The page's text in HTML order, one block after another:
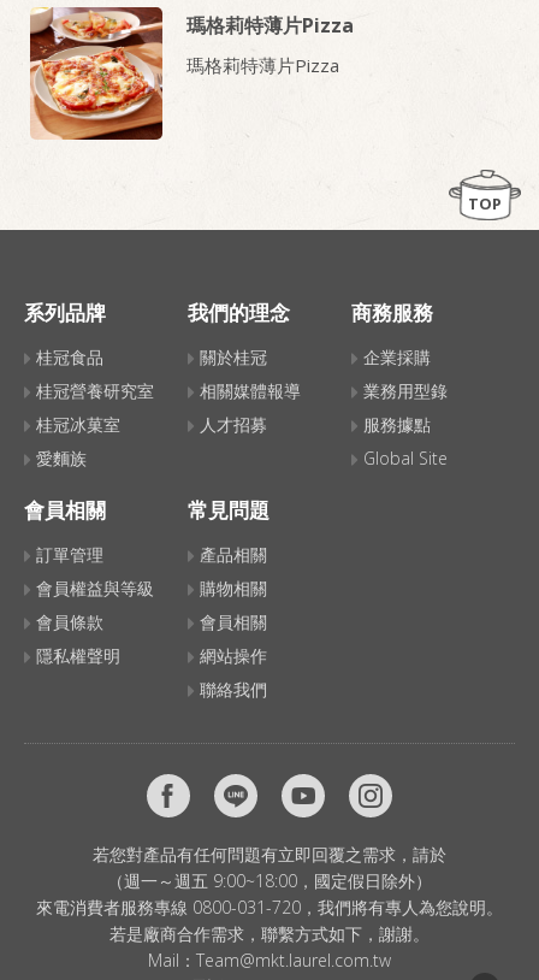
色湯頭比例不會抓？ 小編幫大家解決上
述困擾，推出全新湯頭： 乾隆酸白鍋、
天皇濃乳鍋、Laksa叻沙鍋、韓式部隊鍋
瑪格莉特薄片Pizza
瑪格莉特薄片Pizza
TOP
系列品牌
桂冠食品
桂冠營養研究室
桂冠冰菓室
愛麵族
我們的理念
關於桂冠
相關媒體報導
人才招募
商務服務
企業採購
業務用型錄
服務據點
Global Site
會員相關
訂單管理
會員權益與等級
會員條款
隱私權聲明
常見問題
產品相關
購物相關
會員相關
網站操作
聯絡我們
若您對產品有任何問題有立即回覆之需求，請於
（週一～週五 9:00~18:00，國定假日除外）
來電消費者服務專線 0800-031-720，我們將有專人為您說明。
若是廠商合作需求，聯繫方式如下，謝謝。
Mail： Team@mkt.laurel.com.tw